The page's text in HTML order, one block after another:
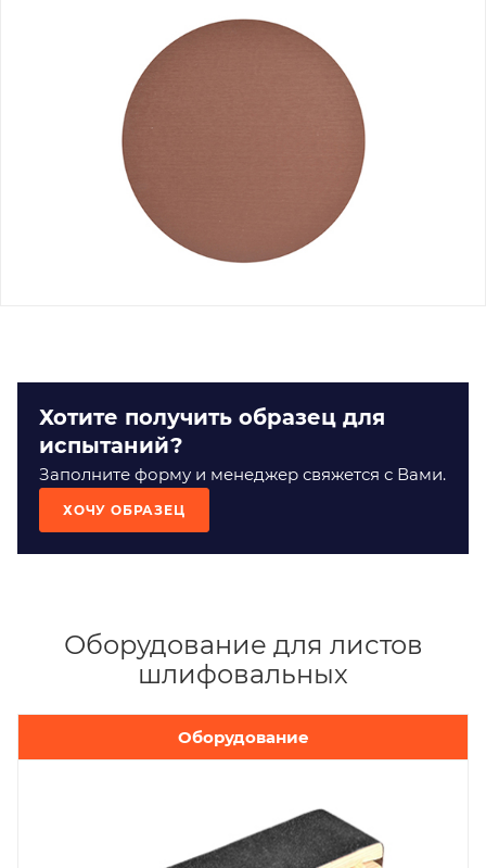
Хотите получить образец для
испытаний?
Заполните форму и менеджер свяжется с Вами.
ХОЧУ ОБРАЗЕЦ
Оборудование для листов
шлифовальных
Оборудование